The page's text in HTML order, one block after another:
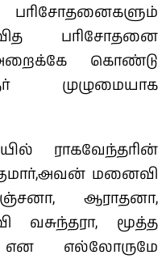
பரிசோதனை
கொண்டு
முழுமையாக
ராகவேந்தரின்
மனைவி
ஆராதனா,
வசுந்தரா, மூத்த
எல்லோருமே